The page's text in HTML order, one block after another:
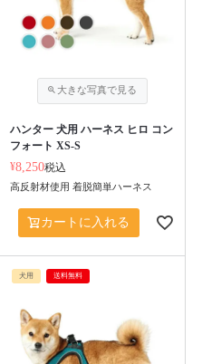
ハンター 犬用 ハーネス ヒロ コン
フォート XS-S
¥8,250税込
高反射材使用 着脱簡単ハーネス
カートに入れる
犬用 送料無料